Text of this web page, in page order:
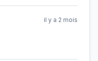
il y a 2 mois